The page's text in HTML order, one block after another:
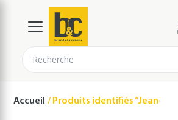
Recherche
Accueil Produits identifiés “Jean-